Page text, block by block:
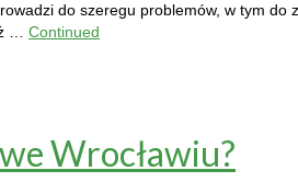
do szeregu problemów, w tym do
… Continued
Wrocławiu?